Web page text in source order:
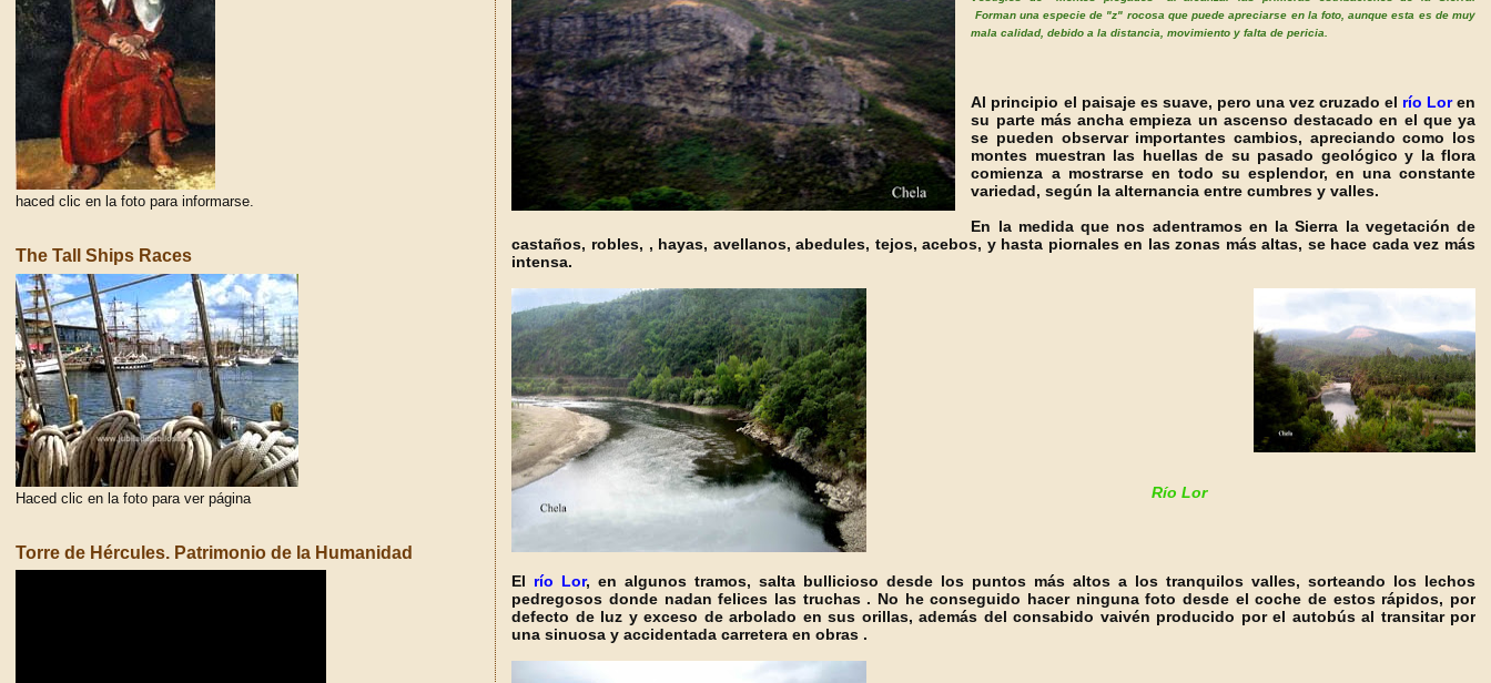
Forman una especie de "z" rocosa que puede apreciarse en la foto, aunque esta es de muy
mala calidad, debido a la distancia, movimiento y falta de pericia.
Al principio el paisaje es suave, pero una vez cruzado el río Loren
su parte más ancha empieza un ascenso destacado en el que ya
se pueden observar importantes cambios, apreciando como los
montes muestran las huellas de su pasado geológico y la flora
comienza a mostrarse en todo su esplendor, en una constante
variedad, según la alternancia entre cumbres y valles.
En la medida que nos adentramos en la Sierra la vegetación de
castaños, robles, , hayas, avellanos, abedules, tejos, acebos, y hasta piornales en las zonas más altas, se hace cada vez más
intensa.
Río Lor
El río Lor, en algunos tramos, salta bullicioso desde los puntos más altos a los tranquilos valles, sorteando los lechos
pedregosos donde nadan felices las truchas . No he conseguido hacer ninguna foto desde el coche de estos rápidos, por
defecto de luz y exceso de arbolado en sus orillas, además del consabido vaivén producido por el autobús al transitar por
una sinuosa y accidentada carretera en obras .
haced clic en la foto para informarse.
The Tall Ships Races
Haced clic en la foto para ver página
Torre de Hércules. Patrimonio de la Humanidad